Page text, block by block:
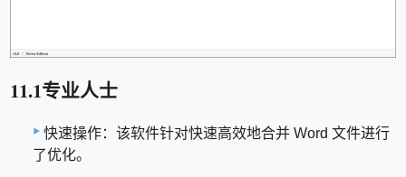
11.1专业人士
快速操作：该软件针对快速高效地合并 Word 文件进行
了优化。